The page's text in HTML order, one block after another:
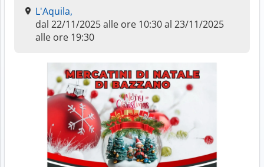
L'Aquila,
dal 22/11/2025 alle ore 10:30 al 23/11/2025
alle ore 19:30